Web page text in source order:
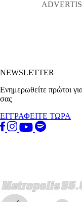
NEWSLETTER
Ενημερωθείτε πρώτοι
σας
ΕΓΓΡΑΦΕΙΤΕ ΤΩΡΑ